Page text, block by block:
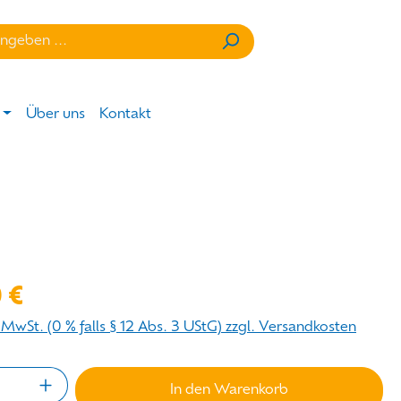
beträgt 0,00 €.
Über uns Kontakt
€
(0 % falls § 12 Abs. 3 UStG) zzgl. Versandkosten
Gib den gewünschten Wert ein
In den Warenkorb